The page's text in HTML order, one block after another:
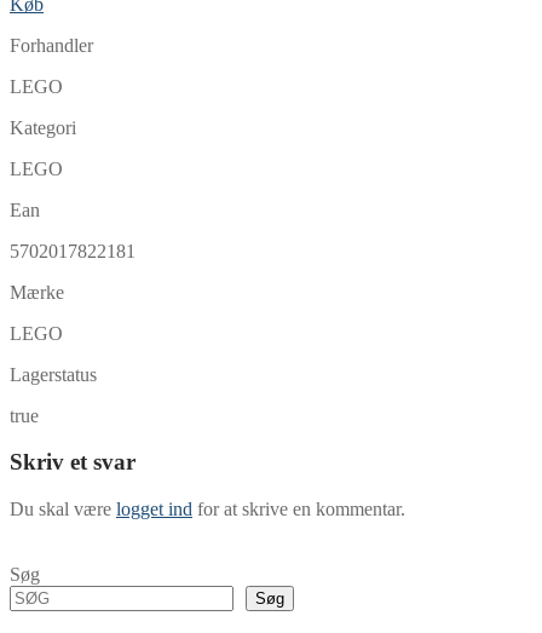
Forhandler
LEGO
Kategori
LEGO
Ean
5702017822181
Mærke
LEGO
Lagerstatus
true
Skriv et svar
Du skal være logget ind for at skrive en kommentar.
Søg
Søg